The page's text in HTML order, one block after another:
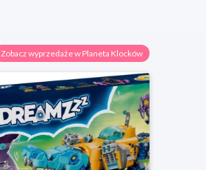
Zobacz wyprzedaże w Planeta Klocków